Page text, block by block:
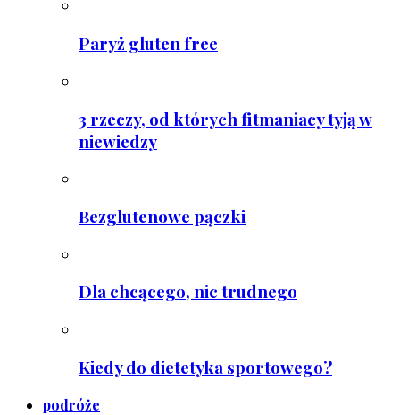
Paryż gluten free
3 rzeczy, od których fitmaniacy tyją w
niewiedzy
Bezglutenowe pączki
Dla chcącego, nic trudnego
Kiedy do dietetyka sportowego?
podróże